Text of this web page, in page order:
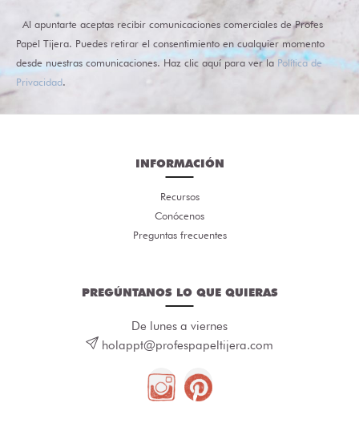
Al apuntarte aceptas recibir comunicaciones comerciales de Profes
Papel Tijera. Puedes retirar el consentimiento en cualquier momento
desde nuestras comunicaciones. Haz clic aquí para ver la Política de
Privacidad.
INFORMACIÓN
Recursos
Conócenos
Preguntas frecuentes
PREGÚNTANOS LO QUE QUIERAS
De lunes a viernes
holappt@profespapeltijera.com